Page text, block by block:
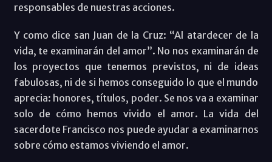
responsables de nuestras acciones.
Y como dice san Juan de la Cruz: “Al atardecer de la
vida, te examinarán del amor”. No nos examinarán de
los proyectos que tenemos previstos, ni de ideas
fabulosas, ni de si hemos conseguido lo que el mundo
aprecia: honores, títulos, poder. Se nos va a examinar
solo de cómo hemos vivido el amor. La vida del
sacerdote Francisco nos puede ayudar a examinarnos
sobre cómo estamos viviendo el amor.